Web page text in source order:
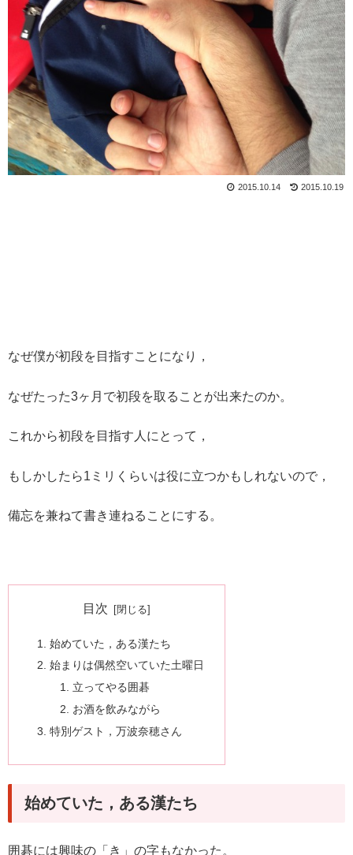
2015.10.19
2015.10.14
なぜ僕が初段を目指すことになり，
なぜたった3ヶ月で初段を取ることが出来たのか。
これから初段を目指す人にとって，
もしかしたら1ミリくらいは役に立つかもしれないので，
備忘を兼ねて書き連ねることにする。
目次
始めていた，ある漢たち
始まりは偶然空いていた土曜日
立ってやる囲碁
お酒を飲みながら
特別ゲスト，万波奈穂さん
始めていた，ある漢たち
囲碁には興味の「き」の字もなかった。